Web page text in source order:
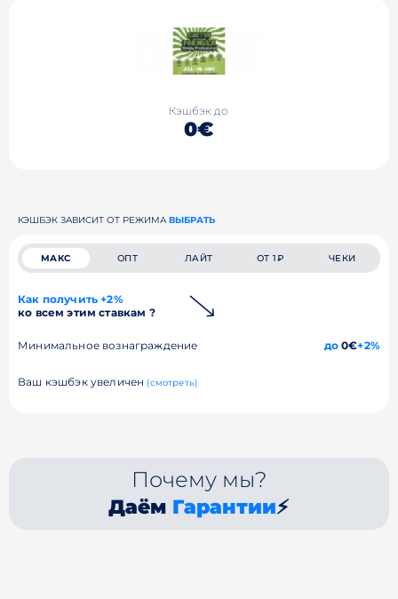
Кэшбэк до
0€
КЭШБЭК ЗАВИСИТ ОТ РЕЖИМА ВЫБРАТЬ
МАКС ОПТ ЛАЙТ ОТ 1₽ ЧЕКИ
Как получить +2%
ко всем этим ставкам ?
Минимальное вознаграждение до0€+2%
Ваш кэшбэк увеличен (смотреть)
Почему мы?
Даём Гарантии⚡